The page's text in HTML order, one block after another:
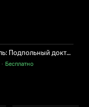
Ён Паль: Подпольный доктор
Бесплатно
·